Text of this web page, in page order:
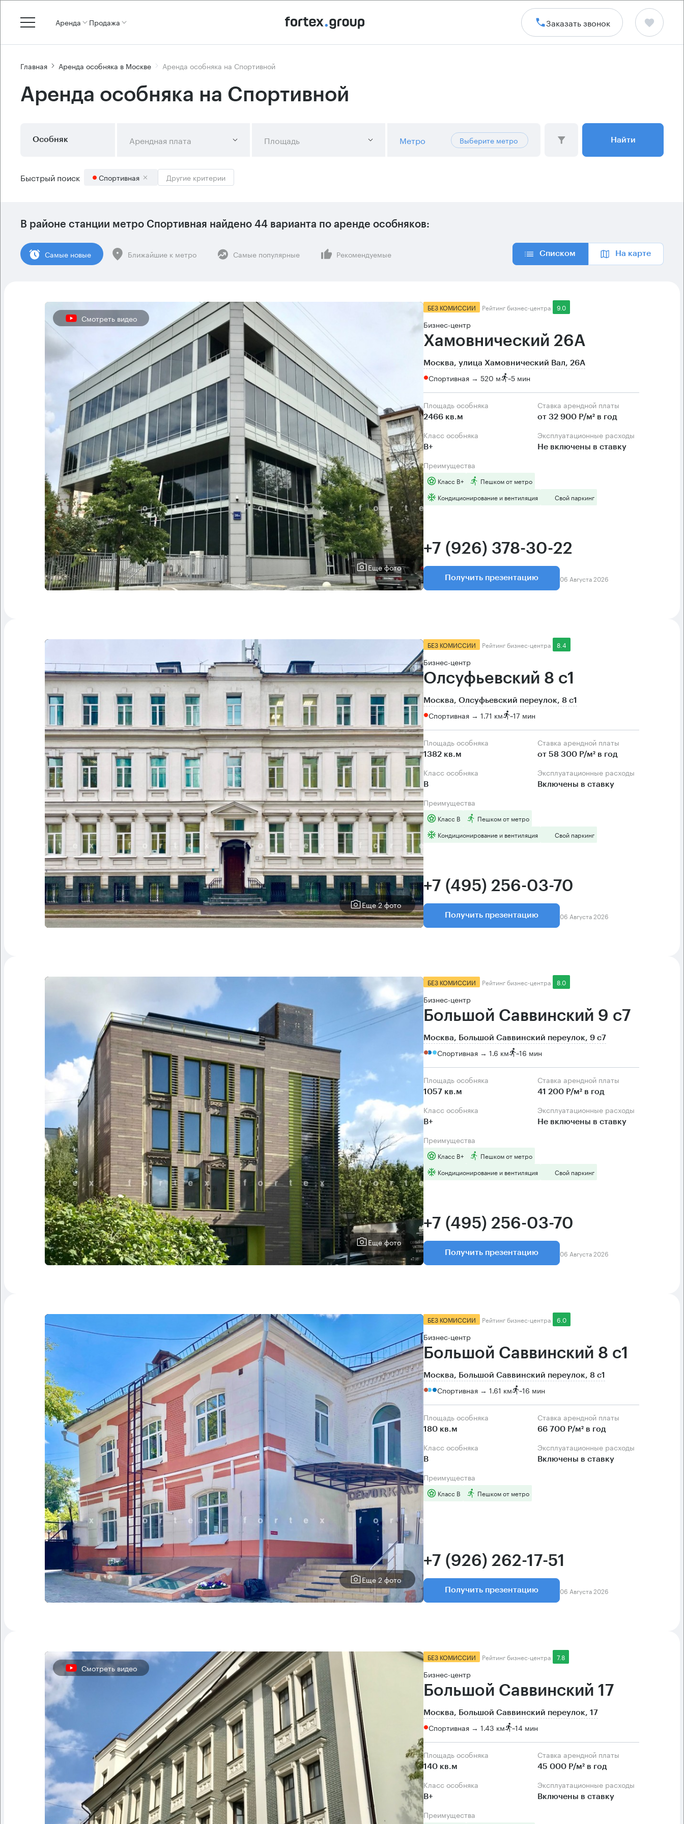
Аренда Продажа Заказать звонок
Главная Аренда особняка в Москве Аренда особняка на Спортивной
Аренда особняка на Спортивной
Особняк Арендная плата Площадь Метро Выберите метро Найти
Быстрый поиск Спортивная Другие критерии
В районе станции метро Спортивная найдено 44 варианта по аренде особняков:
Cамые новые Ближайшие к метро Самые популярные Рекомендуемые Списком На карте
Смотреть видео
Еще фото
БЕЗ КОМИССИИ Рейтинг бизнес-центра 9.0
Бизнес-центр
Хамовнический 26А
Москва, улица Хамовнический Вал, 26А
Спортивная → 520 м ~5 мин
Площадь особняка
2466 кв.м
Ставка арендной платы
от 32 900 Р/м² в год
Класс особняка
B+
Эксплуатационные расходы
Не включены в ставку
Преимущества
Класс B+
Пешком от метро
Кондиционирование и вентиляция
Свой паркинг
+7 (926) 378-30-22
Получить презентацию 06 Августа 2026
Еще 2 фото
БЕЗ КОМИССИИ Рейтинг бизнес-центра 8.4
Бизнес-центр
Олсуфьевский 8 с1
Москва, Олсуфьевский переулок, 8 с1
Спортивная → 1.71 км ~17 мин
Площадь особняка
1382 кв.м
Ставка арендной платы
от 58 300 Р/м² в год
Класс особняка
B
Эксплуатационные расходы
Включены в ставку
Преимущества
Класс B
Пешком от метро
Кондиционирование и вентиляция
Свой паркинг
+7 (495) 256-03-70
Получить презентацию 06 Августа 2026
Еще фото
БЕЗ КОМИССИИ Рейтинг бизнес-центра 8.0
Бизнес-центр
Большой Саввинский 9 с7
Москва, Большой Саввинский переулок, 9 с7
Спортивная → 1.6 км ~16 мин
Площадь особняка
1057 кв.м
Ставка арендной платы
41 200 Р/м² в год
Класс особняка
B+
Эксплуатационные расходы
Не включены в ставку
Преимущества
Класс B+
Пешком от метро
Кондиционирование и вентиляция
Свой паркинг
+7 (495) 256-03-70
Получить презентацию 06 Августа 2026
Еще 2 фото
БЕЗ КОМИССИИ Рейтинг бизнес-центра 6.0
Бизнес-центр
Большой Саввинский 8 с1
Москва, Большой Саввинский переулок, 8 с1
Спортивная → 1.61 км ~16 мин
Площадь особняка
180 кв.м
Ставка арендной платы
66 700 Р/м² в год
Класс особняка
B
Эксплуатационные расходы
Включены в ставку
Преимущества
Класс B Пешком от метро
+7 (926) 262-17-51
Получить презентацию 06 Августа 2026
Смотреть видео
БЕЗ КОМИССИИ Рейтинг бизнес-центра 7.8
Бизнес-центр
Большой Саввинский 17
Москва, Большой Саввинский переулок, 17
Спортивная → 1.43 км ~14 мин
Площадь особняка
140 кв.м
Ставка арендной платы
45 000 Р/м² в год
Класс особняка
B+
Эксплуатационные расходы
Включены в ставку
Преимущества